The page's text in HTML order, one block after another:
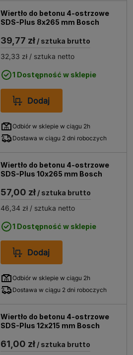
Wiertło do betonu 4-ostrzowe
SDS-Plus 8x265 mm Bosch
39,77 zł / sztuka brutto
32,33 zł / sztuka netto
1 Dostępność w sklepie
Dodaj
Odbiór w sklepie w ciągu 2h
Dostawa w ciągu 2 dni roboczych
Wiertło do betonu 4-ostrzowe
SDS-Plus 10x265 mm Bosch
57,00 zł / sztuka brutto
46,34 zł / sztuka netto
1 Dostępność w sklepie
Dodaj
Odbiór w sklepie w ciągu 2h
Dostawa w ciągu 2 dni roboczych
Wiertło do betonu 4-ostrzowe
SDS-Plus 12x215 mm Bosch
61,00 zł / sztuka brutto